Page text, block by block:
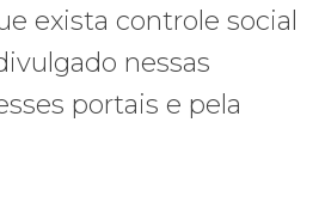
exista controle social
nessas
portais e pela